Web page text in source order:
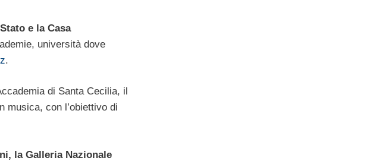
e la Casa
università dove
.
di Santa Cecilia, il
musica, con l’obiettivo di
la Galleria Nazionale